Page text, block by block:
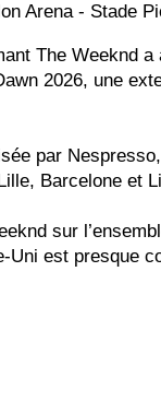
Arena - Stade
The Weeknd
2026, une
par
Barcelone et
sur
Uni est presque